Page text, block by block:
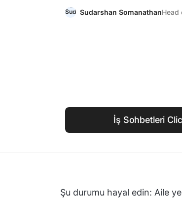
Sudarshan SomanathanHead
İş Sohbetleri
Şu durumu hayal edin: Aile